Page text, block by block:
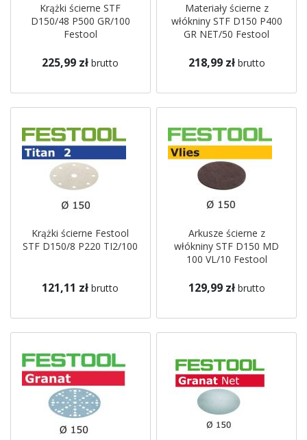
Krążki ścierne STF
D150/48 P500 GR/100
Festool
225,99 zł brutto
Materiały ścierne z
włókniny STF D150 P400
GR NET/50 Festool
218,99 zł brutto
Krążki ścierne Festool
STF D150/8 P220 TI2/100
121,11 zł brutto
Arkusze ścierne z
włókniny STF D150 MD
100 VL/10 Festool
129,99 zł brutto